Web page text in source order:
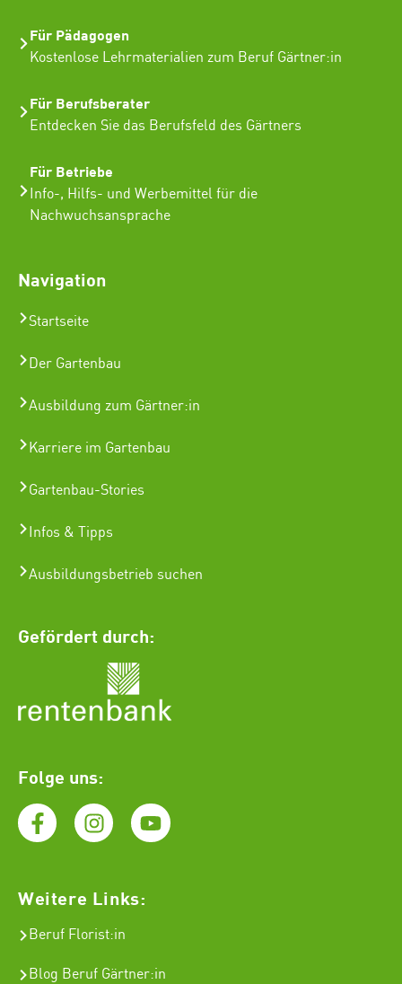
Für Pädagogen
Kostenlose Lehrmaterialien zum Beruf Gärtner:in
Für Berufsberater
Entdecken Sie das Berufsfeld des Gärtners
Für Betriebe
Info-, Hilfs- und Werbemittel für die
Nachwuchsansprache
Navigation
Startseite
Der Gartenbau
Ausbildung zum Gärtner:in
Karriere im Gartenbau
Gartenbau-Stories
Infos & Tipps
Ausbildungsbetrieb suchen
Gefördert durch:
Folge uns:
Weitere Links:
Beruf Florist:in
Blog Beruf Gärtner:in